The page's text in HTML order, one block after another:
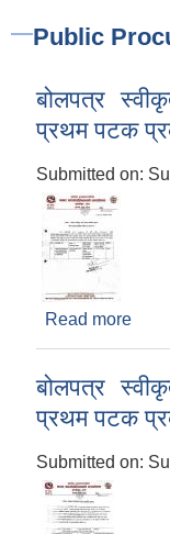
Public
बोलपत्र
प्रथम पटक
Submitted on:
Read more
बोलपत्र
प्रथम पटक
Submitted on: